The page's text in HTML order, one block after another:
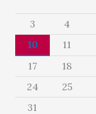
3
4
10
11
17
18
24
25
31